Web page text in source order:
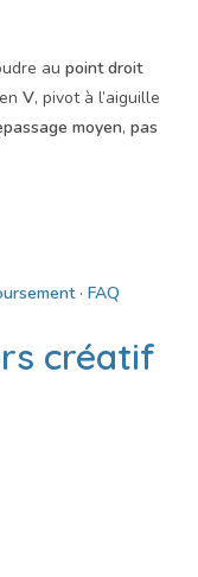
aupoint droit
V, pivot à l’aiguille
moyen,pas
·FAQ
créatif